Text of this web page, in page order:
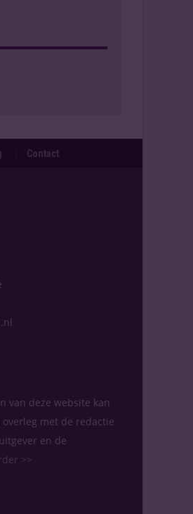
Contact
van deze website kan
met de redactie
en de
>>